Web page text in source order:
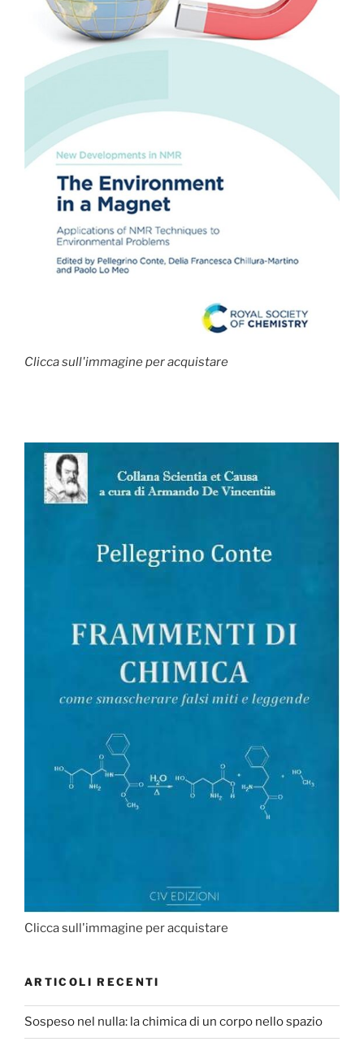
Clicca sull'immagine per acquistare
Clicca sull'immagine per acquistare
ARTICOLI RECENTI
Sospeso nel nulla: la chimica di un corpo nello spazio